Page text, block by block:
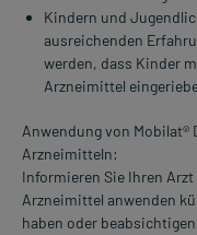
Kindern und
ausreichenden
werden, dass Kinder
Arzneimittel
Anwendung von Mobilat®
Arzneimitteln:
Informieren Sie Ihren
Arzneimittel anwenden
haben oder